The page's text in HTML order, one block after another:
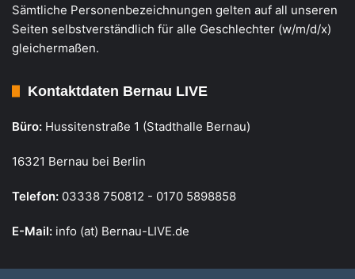
Sämtliche Personenbezeichnungen gelten auf all unseren
Seiten selbstverständlich für alle Geschlechter (w/m/d/x)
gleichermaßen.
Kontaktdaten Bernau LIVE
Büro: Hussitenstraße 1 (Stadthalle Bernau)
16321 Bernau bei Berlin
Telefon: 03338 750812 - 0170 5898858
E-Mail: info (at) Bernau-LIVE.de